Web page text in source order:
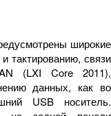
широкие
тактированию, связи
(LXI Core 2011),
данных, как во
USB носитель.